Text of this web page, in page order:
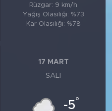
Rüzgar: 9 km/h
Yağış Olasılığı: %73
Kar Olasılığı: %78
17 MART
SALI
-5°